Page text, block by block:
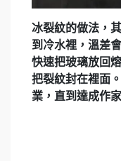
冰裂紋的做法，
到冷水裡，溫差
快速把玻璃放回
把裂紋封在裡面
業，直到達成作